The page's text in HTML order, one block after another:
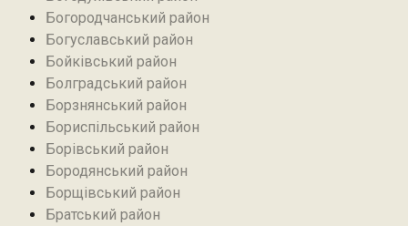
Богородчанський район
Богуславський район
Бойківський район
Болградський район
Борзнянський район
Бориспільський район
Борівський район
Бородянський район
Борщівський район‎
Братський район‎